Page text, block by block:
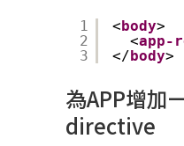
1
2
3
< body>
<app-
</ body>
為APP增加
directive